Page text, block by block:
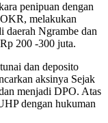
penipuan dengan
melakukan
daerah Ngrambe dan
200 -300 juta.
dan deposito
aksinya Sejak
menjadi DPO. Atas
dengan hukuman